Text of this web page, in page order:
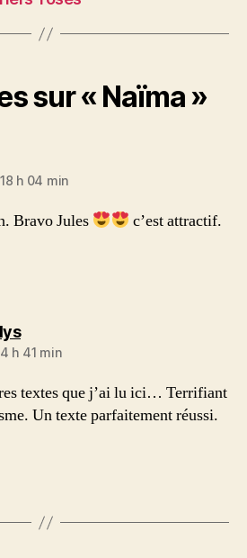
sur « Naïma »
:
h 04 min
Bravo Jules
c’est attractif.
dit :
h 41 min
textes que j’ai lu ici… Terrifiant
Un texte parfaitement réussi.